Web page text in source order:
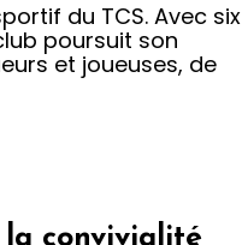
du TCS. Avec six
poursuit son
et joueuses, de
convivialité